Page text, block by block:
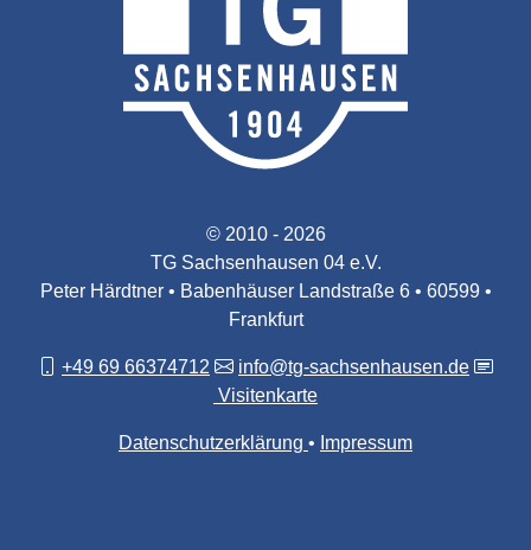
© 2010 - 2026
TG Sachsenhausen 04 e.V.
Peter Härdtner • Babenhäuser Landstraße 6 • 60599 •
Frankfurt
+49 69 66374712
info@tg-sachsenhausen.de
Visitenkarte
Datenschutzerklärung Impressum